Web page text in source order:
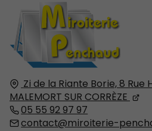
Zi de la Riante Borie, 8
MALEMORT SUR CORRÈZE
05 55 92 97 97
contact@miroiterie-